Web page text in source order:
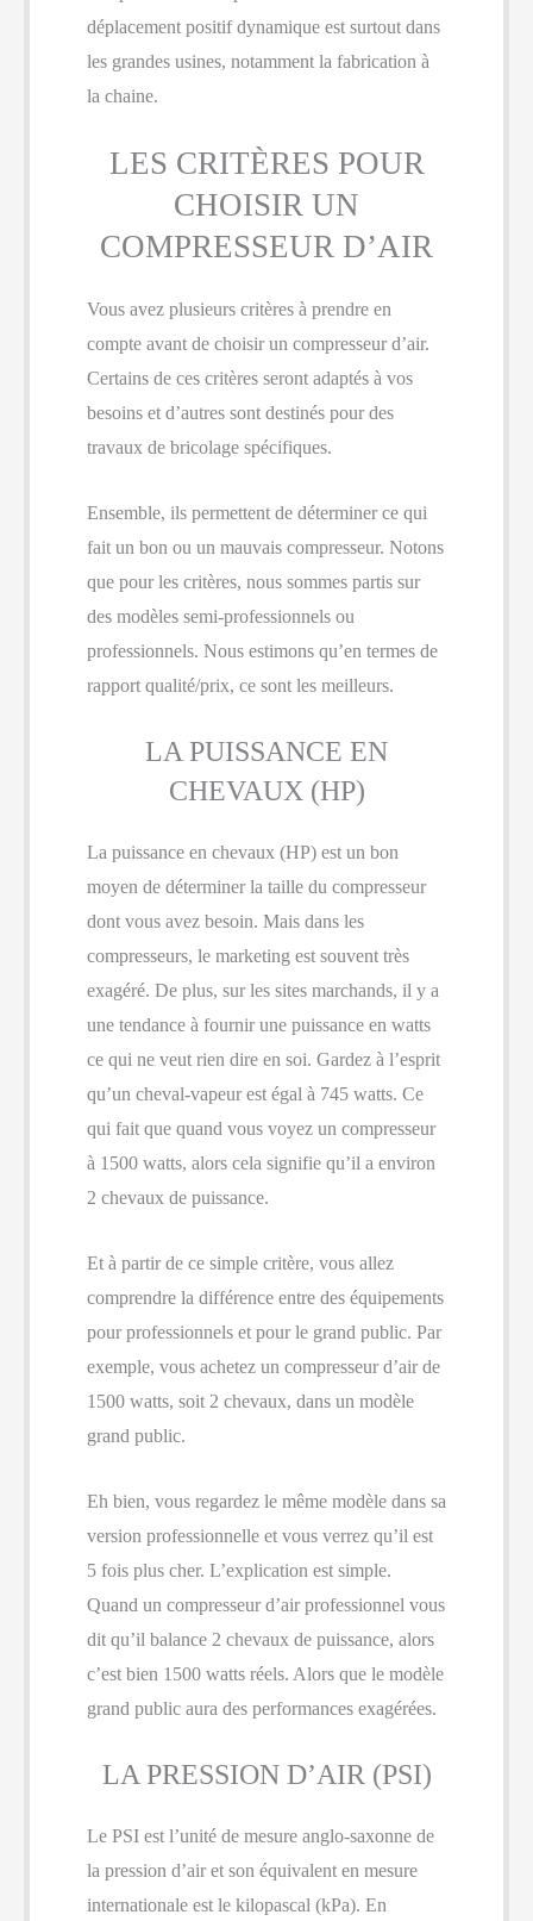
déplacement positif dynamique est surtout dans
les grandes usines, notamment la fabrication à
la chaine.
LES CRITÈRES POUR
CHOISIR UN
COMPRESSEUR D’AIR
Vous avez plusieurs critères à prendre en
compte avant de choisir un compresseur d’air.
Certains de ces critères seront adaptés à vos
besoins et d’autres sont destinés pour des
travaux de bricolage spécifiques.
Ensemble, ils permettent de déterminer ce qui
fait un bon ou un mauvais compresseur. Notons
que pour les critères, nous sommes partis sur
des modèles semi-professionnels ou
professionnels. Nous estimons qu’en termes de
rapport qualité/prix, ce sont les meilleurs.
LA PUISSANCE EN
CHEVAUX (HP)
La puissance en chevaux (HP) est un bon
moyen de déterminer la taille du compresseur
dont vous avez besoin. Mais dans les
compresseurs, le marketing est souvent très
exagéré. De plus, sur les sites marchands, il y a
une tendance à fournir une puissance en watts
ce qui ne veut rien dire en soi. Gardez à l’esprit
qu’un cheval-vapeur est égal à 745 watts. Ce
qui fait que quand vous voyez un compresseur
à 1500 watts, alors cela signifie qu’il a environ
2 chevaux de puissance.
Et à partir de ce simple critère, vous allez
comprendre la différence entre des équipements
pour professionnels et pour le grand public. Par
exemple, vous achetez un compresseur d’air de
1500 watts, soit 2 chevaux, dans un modèle
grand public.
Eh bien, vous regardez le même modèle dans sa
version professionnelle et vous verrez qu’il est
5 fois plus cher. L’explication est simple.
Quand un compresseur d’air professionnel vous
dit qu’il balance 2 chevaux de puissance, alors
c’est bien 1500 watts réels. Alors que le modèle
grand public aura des performances exagérées.
LA PRESSION D’AIR (PSI)
Le PSI est l’unité de mesure anglo-saxonne de
la pression d’air et son équivalent en mesure
internationale est le kilopascal (kPa). En